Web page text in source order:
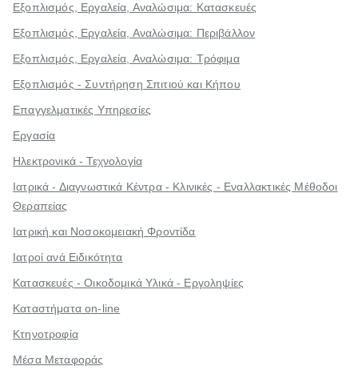
Εξοπλισμός, Εργαλεία, Αναλώσιμα: Κατασκευές
Εξοπλισμός, Εργαλεία, Αναλώσιμα: Περιβάλλον
Εξοπλισμός, Εργαλεία, Αναλώσιμα: Τρόφιμα
Εξοπλισμός - Συντήρηση Σπιτιού και Κήπου
Επαγγελματικές Υπηρεσίες
Εργασία
Ηλεκτρονικά - Τεχνολογία
Ιατρικά - Διαγνωστικά Κέντρα - Κλινικές - Εναλλακτικές Μέθοδοι
Θεραπείας
Ιατρική και Νοσοκομειακή Φροντίδα
Ιατροί ανά Ειδικότητα
Κατασκευές - Οικοδομικά Υλικά - Εργοληψίες
Καταστήματα on-line
Κτηνοτροφία
Μέσα Μεταφοράς